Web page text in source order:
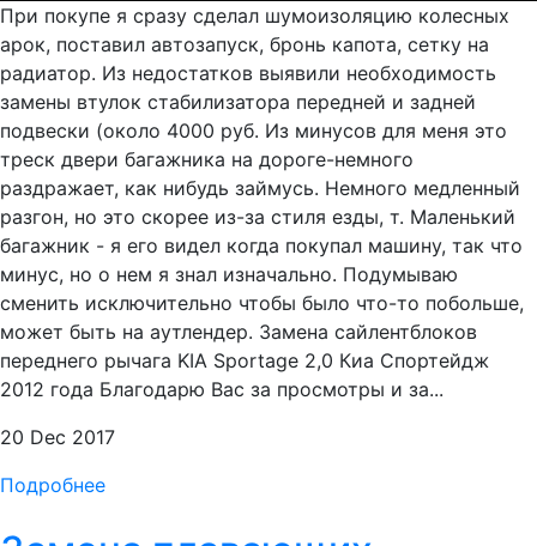
При покупе я сразу сделал шумоизоляцию колесных
арок, поставил автозапуск, бронь капота, сетку на
радиатор. Из недостатков выявили необходимость
замены втулок стабилизатора передней и задней
подвески (около 4000 руб. Из минусов для меня это
треск двери багажника на дороге-немного
раздражает, как нибудь займусь. Немного медленный
разгон, но это скорее из-за стиля езды, т. Маленький
багажник - я его видел когда покупал машину, так что
минус, но о нем я знал изначально. Подумываю
сменить исключительно чтобы было что-то побольше,
может быть на аутлендер. Замена сайлентблоков
переднего рычага KIA Sportage 2,0 Киа Спортейдж
2012 года Благодарю Вас за просмотры и за...
20 Dec 2017
Подробнее